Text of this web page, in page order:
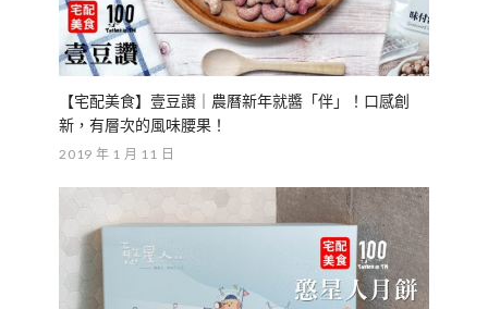
【宅配美食】壹豆讚｜農曆新年就醬「伴」！口感創
新，有層次的風味腰果！
2019 年 1 月 11 日